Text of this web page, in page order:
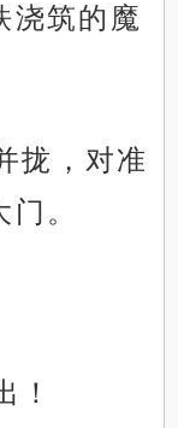
浇筑的魔
拢，对准
。
！